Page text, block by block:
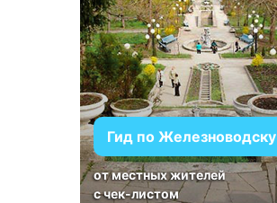
Гид по Железноводску
от местных жителей
с чек-листом